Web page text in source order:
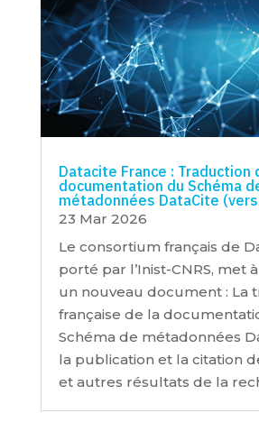
Datacite France : Traduction
documentation du Schéma
métadonnées DataCite
23 Mar 2026
Le consortium français de
porté par l’Inist-CNRS, met
un nouveau document : La
française de la
Schéma de métadonnées
la publication et la citation
et autres résultats de la